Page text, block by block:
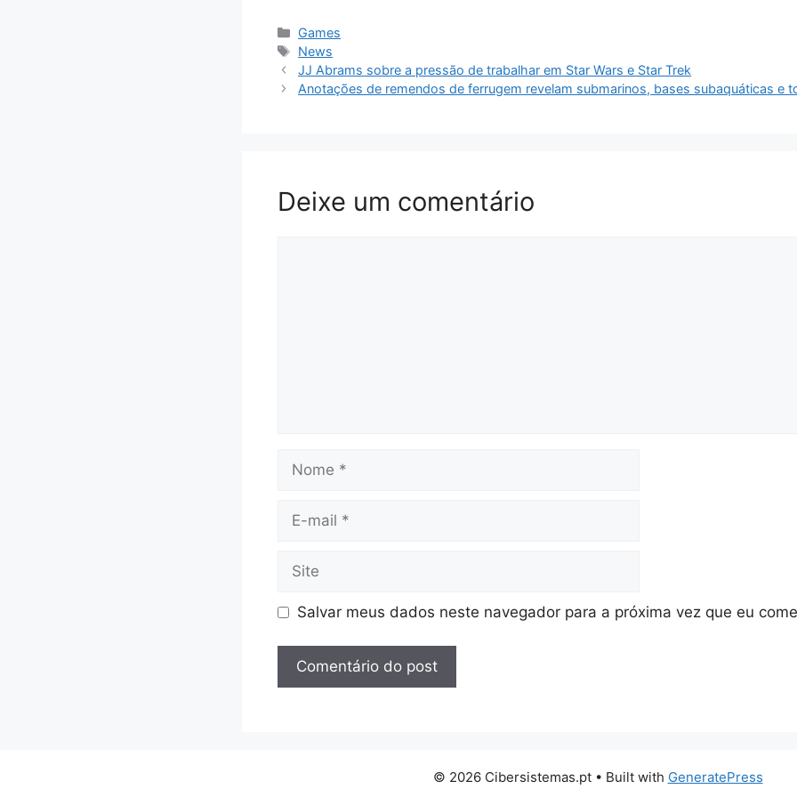
Categorias
Games
Tags
News
JJ Abrams sobre a pressão de trabalhar em Star Wars e Star Trek
Anotações de remendos de ferrugem revelam submarinos, bases subaquáticas e
Deixe um comentário
mail
Salvar meus dados neste navegador para a próxima vez que eu
© 2026 Cibersistemas.pt• Built with GeneratePress